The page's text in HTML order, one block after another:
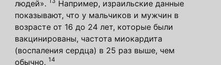
людей».
Например, израильские данные
показывают, что у мальчиков и мужчин в
возрасте от 16 до 24 лет, которые были
вакцинированы, частота миокардита
(воспаления сердца) в 25 раз выше, чем
обычно. 14